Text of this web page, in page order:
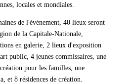
locales et mondiales.
de l'événement, 40 lieux seront
de la Capitale-Nationale,
en galerie, 2 lieux d'exposition
public, 4 jeunes commissaires, une
pour les familles, une
et 8 résidences de création.